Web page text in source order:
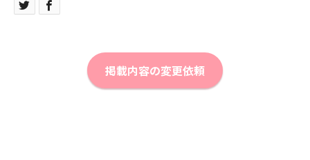
掲載内容の変更依頼